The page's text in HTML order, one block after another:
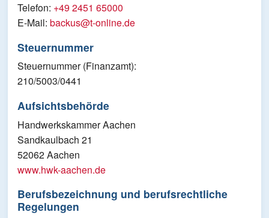
Telefon: +49 2451 65000
E-Mail: backus@t-online.de
Steuernummer
Steuernummer (Finanzamt):
210/5003/0441
Aufsichtsbehörde
Handwerkskammer Aachen
Sandkaulbach 21
52062 Aachen
www.hwk-aachen.de
Berufsbezeichnung und berufsrechtliche
Regelungen